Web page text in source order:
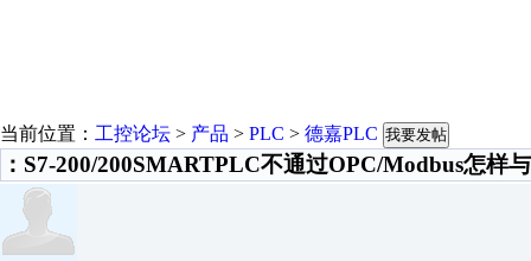
当前位置： 工控论坛 > 产品 > PLC > 德嘉PLC 我要发帖
：S7-200/200SMARTPLC不通过OPC/Modbus怎样